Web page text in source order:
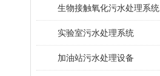
生物接触氧化污水处理系统
​实验室污水处理系统
加油站污水处理设备